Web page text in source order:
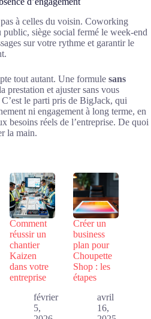
à celles du voisin. Coworking
siège social fermé le week-end
sur votre rythme et garantir le
tout autant. Une formule sans
prestation et ajuster sans vous
le parti pris de BigJack, qui
ni engagement à long terme, en
besoins réels de l’entreprise. De quoi
la main.
Comment
réussir un
chantier
Kaizen
dans votre
entreprise
février
5,
Créer un
business
plan pour
Choupette
Shop : les
étapes
avril
16,